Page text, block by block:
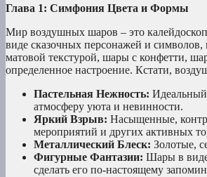
Глава 1: Симфония Цвета и Формы
Мир воздушных шаров – это
виде сказочных персонажей и
матовой текстурой, шары с конфетти,
определенное настроение. Кстати,
Пастельная Нежность:
атмосферу уюта и невинности.
Яркий Взрыв: Насыщенные,
мероприятий и других активных
Металлический Блеск: Золотые,
Фигурные Фантазии: Шары в виде
сделать его по-настоящему